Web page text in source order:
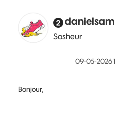
Sosheur
‎09-05-2026
Bonjour,